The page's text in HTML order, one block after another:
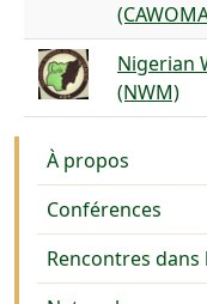
Nigerian
(NWM)
Activities
À propos
Conférences
Rencontres dans